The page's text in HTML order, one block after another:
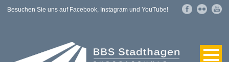
Besuchen Sie uns auf Facebook, Instagram und YouTube!